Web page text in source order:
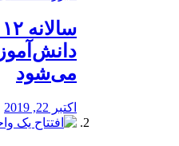
می‌شود
اکتبر 22, 2019